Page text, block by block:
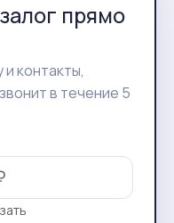
прямо
контакты,
в течение 5